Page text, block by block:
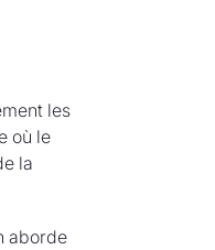
les
où le
la
aborde